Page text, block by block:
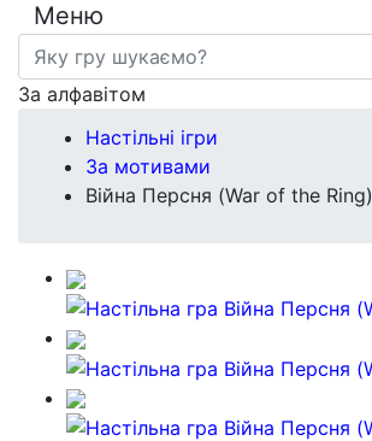
Меню
За алфавітом
Настільні ігри
За мотивами
Війна Персня (War of the Ring)